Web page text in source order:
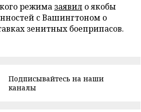
режима заявил о якобы
с Вашингтоном о
зенитных боеприпасов.
Подписывайтесь на наши
каналы